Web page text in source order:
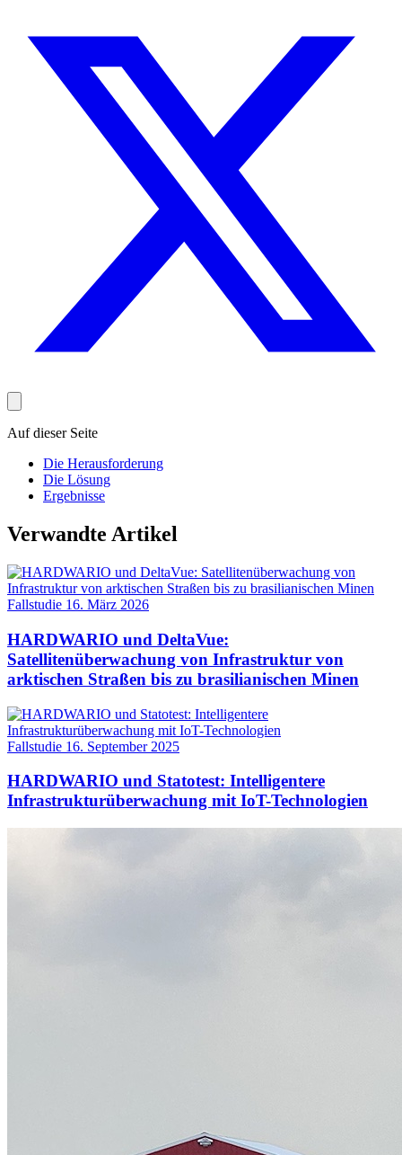
Auf dieser Seite
Die Herausforderung
Die Lösung
Ergebnisse
Verwandte Artikel
Fallstudie 16. März 2026
HARDWARIO und DeltaVue:
Satellitenüberwachung von Infrastruktur von
arktischen Straßen bis zu brasilianischen Minen
Fallstudie 16. September 2025
HARDWARIO und Statotest: Intelligentere
Infrastrukturüberwachung mit IoT-Technologien